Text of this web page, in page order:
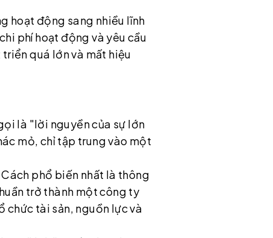
hoạt động sang nhiều lĩnh
phí hoạt động và yêu cầu
quá lớn và mất hiệu
là "lời nguyền của sự lớn
mỏ, chỉ tập trung vào một
phổ biến nhất là thông
trở thành một công ty
chức tài sản, nguồn lực và